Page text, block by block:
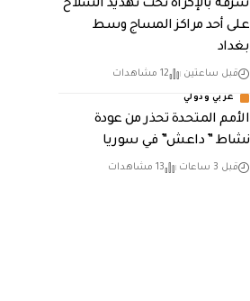
سرقة بالإكراه تحت تهديد السلاح
على أحد مراكز المساج وسط
بغداد
قبل ساعتين 12 مشاهدات
عربي ودولي
الأمم المتحدة تحذر من عودة
نشاط ” داعش” في سوريا
قبل 3 ساعات 13 مشاهدات